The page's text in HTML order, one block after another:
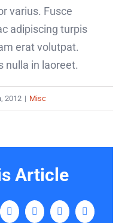
varius. Fusce
adipiscing turpis
erat volutpat.
nulla in laoreet.
2012 | Misc
Article
TumblrPinterestVk Email